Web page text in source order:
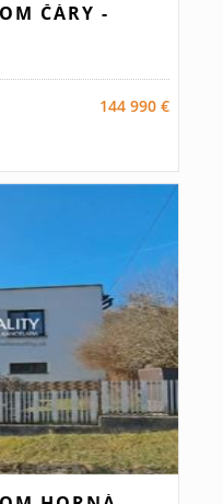
ČÁRY -
144 990 €